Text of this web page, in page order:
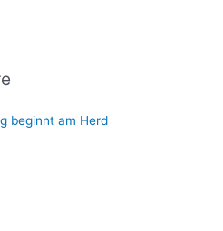
beginnt am Herd